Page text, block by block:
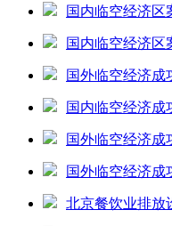
国内临空经济
国内临空经济
国外临空经济
国内临空经济
国外临空经济
国外临空经济
北京餐饮业排放